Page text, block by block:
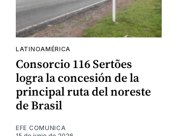
LATINOAMÉRICA
Consorcio 116 Sertões
logra la concesión de la
principal ruta del noreste
de Brasil
EFE COMUNICA